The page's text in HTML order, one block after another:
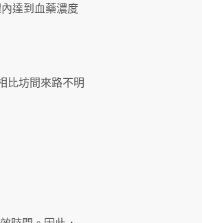
達到血藥濃度
比坊間來路不明